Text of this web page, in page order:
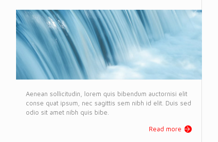
Aenean sollicitudin, lorem quis bibendum auctornisi elit
conse quat ipsum, nec sagittis sem nibh id elit. Duis sed
odio sit amet nibh quis bibe.
Read more